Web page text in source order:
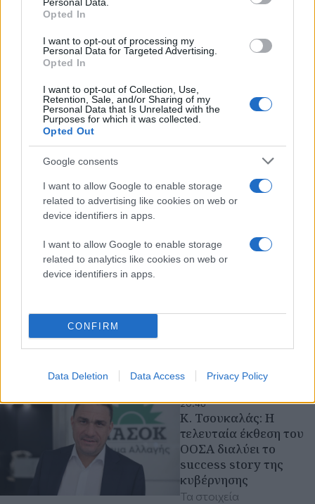
Opted In
I want to opt-out of processing my
Personal Data for Targeted Advertising.
Opted In
I want to opt-out of Collection, Use,
Retention, Sale, and/or Sharing of my
Personal Data that Is Unrelated with the
Purposes for which it was collected.
Opted Out
Google consents
I want to allow Google to enable storage
related to advertising like cookies on web or
device identifiers in apps.
I want to allow Google to enable storage
related to analytics like cookies on web or
device identifiers in apps.
CONFIRM
Data Deletion Data Access Privacy Policy
Ισραήλ και στο υπουργείο
τον ξεχωριστό δεσμό
ανάμεσα στο Ισραήλ και
Ισραήλ
πριν 2 ώρες
«Πράσινο φως» για τα
Υπεγράφη η ΚΥΑ για τις
επενδύσεις στην ΚΑΠ
ποσοστά ενίσχυσης
20:48
Κ. Τσουκαλάς: Η
τελευταία έκθεση του
ΟΟΣΑ διαλύει το
success story της
κυβέρνησης
Τα στοιχεία